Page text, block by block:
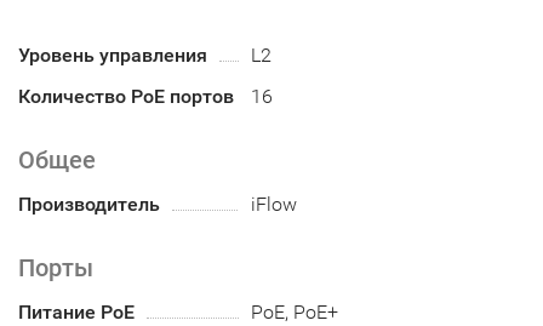
Уровень управления
L2
Количество PoE портов
16
Общее
Производитель iFlow
Порты
Питание PoE
PoE, PoE+